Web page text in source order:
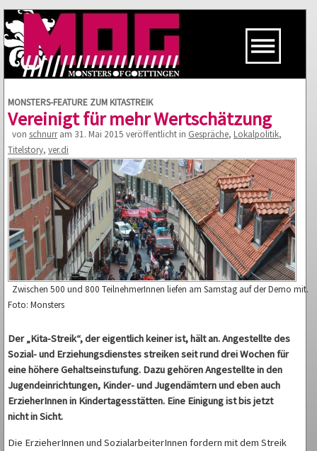
MONSTERS-FEATURE ZUM KITASTREIK
Vereinigt für mehr Wertschätzung
von schnurram 31. Mai 2015 veröffentlicht in Gespräche, Lokalpolitik,
Titelstory, ver.di
Zwischen 500 und 800 TeilnehmerInnen liefen am Samstag auf der Demo mit.
Foto: Monsters
Der „Kita-Streik“, der eigentlich keiner ist, hält an. Angestellte des
Sozial- und Erziehungsdienstes streiken seit rund drei Wochen für
eine höhere Gehaltseinstufung. Dazu gehören Angestellte in den
Jugendeinrichtungen, Kinder- und Jugendämtern und eben auch
ErzieherInnen in Kindertagesstätten. Eine Einigung ist bis jetzt
nicht in Sicht.
Die ErzieherInnen und SozialarbeiterInnen fordern mit dem Streik